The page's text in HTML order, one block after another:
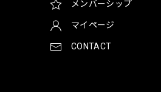
メンバーシップ
マイページ
CONTACT